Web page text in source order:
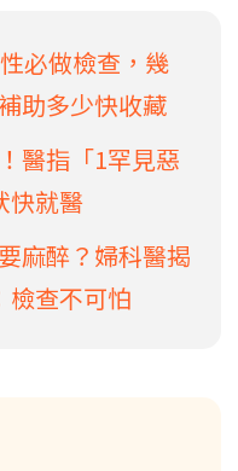
必做檢查，幾
助多少快收藏
醫指「1罕見惡
快就醫
麻醉？婦科醫揭
檢查不可怕